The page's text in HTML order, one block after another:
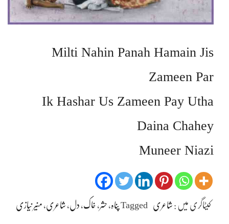
Milti Nahin Panah Hamain Jis
Zameen Par
Ik Hashar Us Zameen Pay Utha
Daina Chahey
Muneer Niazi
کیٹاگری میں : شاعری Taggedپناہ، حشر، خاک، دل، شاعری، منیر نیازی